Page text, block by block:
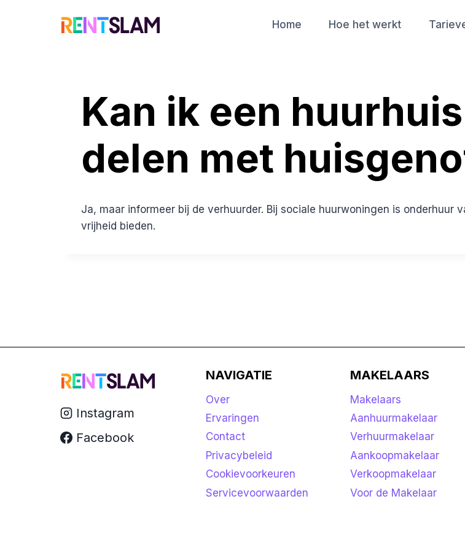
Home Hoe het werkt
Kan ik een
delen met
Ja, maar informeer bij de verhuurder. Bij sociale huurwoningen is
vrijheid bieden.
Instagram
Facebook
NAVIGATIE
Over
Ervaringen
Contact
Privacybeleid
Cookievoorkeuren
Servicevoorwaarden
MAKELAARS
Makelaars
Aanhuurmakelaar
Verhuurmakelaar
Aankoopmakelaar
Verkoopmakelaar
Voor de Makelaar